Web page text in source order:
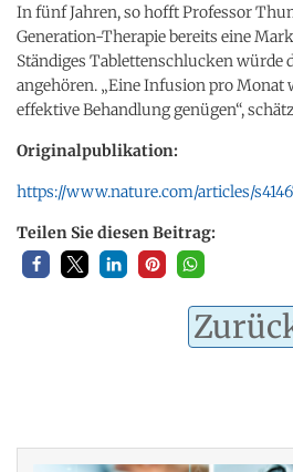
In fünf Jahren, so hofft Professor
Generation-Therapie bereits eine
Ständiges Tablettenschlucken würde
angehören. „Eine Infusion pro
effektive Behandlung genügen“,
Originalpublikation:
https://www.nature.com/articles/
Teilen Sie diesen Beitrag: